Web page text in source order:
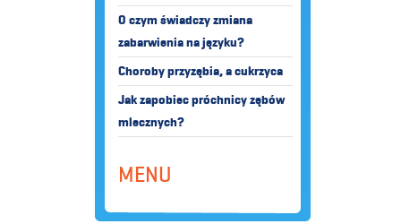
O czym świadczy zmiana
zabarwienia na języku?
Choroby przyzębia, a cukrzyca
Jak zapobiec próchnicy zębów
mlecznych?
MENU